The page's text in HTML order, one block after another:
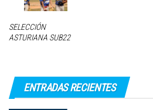
SELECCIÓN
ASTURIANA SUB22
ENTRADAS RECIENTES